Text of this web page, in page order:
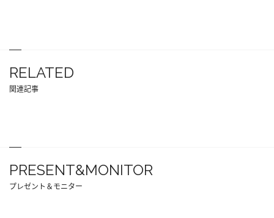
RELATED
関連記事
PRESENT&MONITOR
プレゼント＆モニター